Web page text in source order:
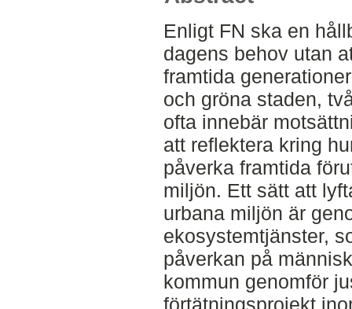
Enligt FN ska en
dagens behov utan
framtida
och gröna staden,
ofta innebär
att reflektera kring
påverka framtida
miljön. Ett sätt att
urbana miljön är
ekosystemtjänster,
påverkan på
kommun genomför
förtätningsprojekt